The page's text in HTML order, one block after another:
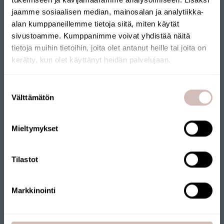
jaamme sosiaalisen median, mainosalan ja analytiikka-
alan kumppaneillemme tietoja siitä, miten käytät
sivustoamme. Kumppanimme voivat yhdistää näitä
tietoja muihin tietoihin, joita olet antanut heille tai joita on
kerätty, kun olet käyttänyt heidän palvelujaan.
valinta
Välttämätön
Mieltymykset
Tilastot
Markkinointi
Onze webshop heeft het Key Flag-keurmerk ontvangen. De
worden vanuit Finland verzonden. Veel van onze producten
Leveringsland